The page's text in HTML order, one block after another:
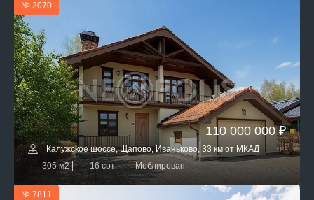
№ 2070
110 000 000 ₽
Калужское шоссе, Щапово, Иваньково, 33 км от МКАД
305 м2
16 сот Меблирован
№ 7811